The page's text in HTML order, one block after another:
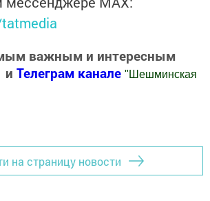
важным и интересным
и Телеграм канале " Шешминская
на страницу новости